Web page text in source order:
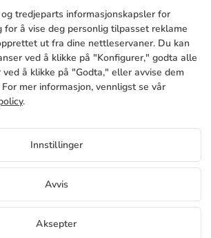
på Gazebo walls Få tilgang til
Vis pris for distributører
betingelser
NO
P.I. La Huertecilla 29196 Málaga Spania | S.A CIF
tredjeparts informasjonskapsler for
å vise deg personlig tilpasset reklame
ut fra dine nettleservaner. Du kan
ved å klikke på "Konfigurer," godta alle
å klikke på "Godta," eller avvise dem
mer informasjon, vennligst se vår
.
Innstillinger
Avvis
Aksepter